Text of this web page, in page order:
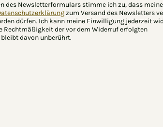
des Newsletterformulars stimme ich zu, dass
zum Versand des Newsletters
dürfen. Ich kann meine Einwilligung jederzeit
Rechtmäßigkeit der vor dem Widerruf erfolgten
davon unberührt.